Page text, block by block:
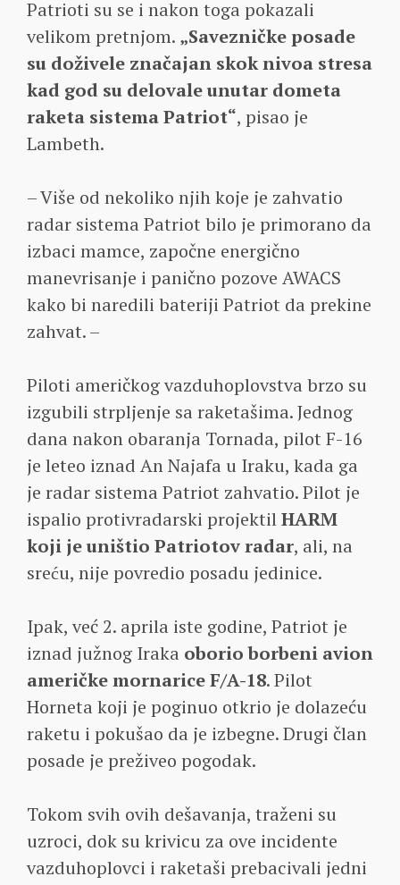
Patrioti su se i nakon toga pokazali
velikom pretnjom. „Savezničke posade
su doživele značajan skok nivoa stresa
kad god su delovale unutar dometa
raketa sistema Patriot“, pisao je
Lambeth.
– Više od nekoliko njih koje je zahvatio
radar sistema Patriot bilo je primorano da
izbaci mamce, započne energično
manevrisanje i panično pozove AWACS
kako bi naredili bateriji Patriot da prekine
zahvat. –
Piloti američkog vazduhoplovstva brzo su
izgubili strpljenje sa raketašima. Jednog
dana nakon obaranja Tornada, pilot F-16
je leteo iznad An Najafa u Iraku, kada ga
je radar sistema Patriot zahvatio. Pilot je
ispalio protivradarski projektil HARM
koji je uništio Patriotov radar, ali, na
sreću, nije povredio posadu jedinice.
Ipak, već 2. aprila iste godine, Patriot je
iznad južnog Iraka oborio borbeni avion
američke mornarice F/A-18. Pilot
Horneta koji je poginuo otkrio je dolazeću
raketu i pokušao da je izbegne. Drugi član
posade je preživeo pogodak.
Tokom svih ovih dešavanja, traženi su
uzroci, dok su krivicu za ove incidente
vazduhoplovci i raketaši prebacivali jedni